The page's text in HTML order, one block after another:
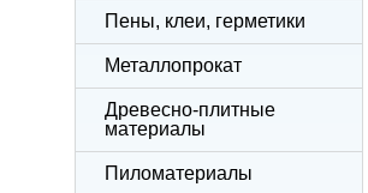
Пены, клеи, герметики
Металлопрокат
Древесно-плитные
материалы
Пиломатериалы